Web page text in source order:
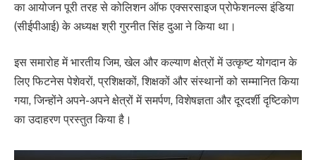
का आयोजन पूरी तरह से कोलिशन ऑफ एक्सरसाइज प्रोफेशनल्स इंडिया
(सीईपीआई) के अध्यक्ष श्री गुरनीत सिंह दुआ ने किया था।
इस समारोह में भारतीय जिम, खेल और कल्याण क्षेत्रों में उत्कृष्ट योगदान के
लिए फिटनेस पेशेवरों, प्रशिक्षकों, शिक्षकों और संस्थानों को सम्मानित किया
गया, जिन्होंने अपने-अपने क्षेत्रों में समर्पण, विशेषज्ञता और दूरदर्शी दृष्टिकोण
का उदाहरण प्रस्तुत किया है।